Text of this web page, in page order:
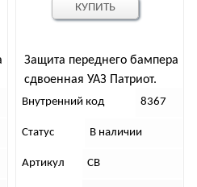
Защита переднего бампера
сдвоенная УАЗ Патриот.
Дорестайлинг
Внутренний код 8367
Статус В наличии
Артикул СВ
КУПИТЬ